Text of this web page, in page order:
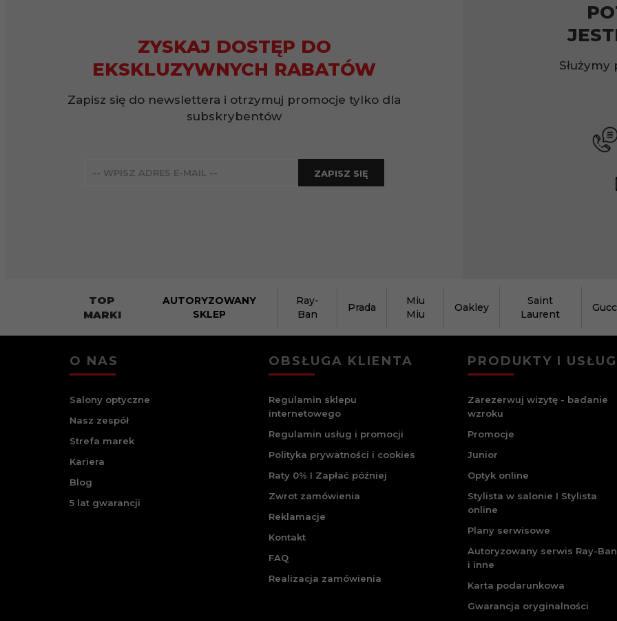
ZYSKAJ DOSTĘP DO
EKSKLUZYWNYCH RABATÓW
Zapisz się do newslettera i otrzymuj promocje tylko dla
subskrybentów
ZAPISZ SIĘ
TOP
MARKI
AUTORYZOWANY
SKLEP
Ray-
Ban
Prada
Miu
Miu
Oakley
Saint
Laurent
O NAS
Salony optyczne
Nasz zespół
Strefa marek
Kariera
Blog
5 lat gwarancji
OBSŁUGA KLIENTA
Regulamin sklepu
internetowego
Regulamin usług i promocji
Polityka prywatności i cookies
Raty 0% I Zapłać później
Zwrot zamówienia
Reklamacje
Kontakt
FAQ
Realizacja zamówienia
PRODUKTY I
Zarezerwuj wizytę - badanie
wzroku
Promocje
Junior
Optyk online
Stylista w salonie I Stylista
online
Plany serwisowe
Autoryzowany serwis Ray-Ban
i inne
Karta podarunkowa
Gwarancja oryginalności